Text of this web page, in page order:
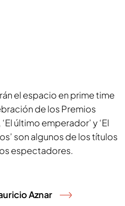
el espacio en prime time
de los Premios
‘El último emperador’ y ‘El
son algunos de los títulos
espectadores.
Aznar